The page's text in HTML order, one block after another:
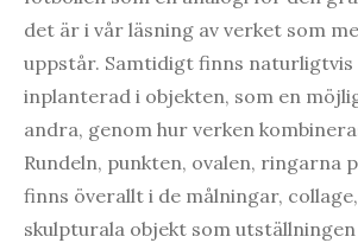
det är i vår läsning av verket som
uppstår. Samtidigt finns
inplanterad i objekten, som en
andra, genom hur verken
Rundeln, punkten, ovalen, ringarna
finns överallt i de målningar,
skulpturala objekt som